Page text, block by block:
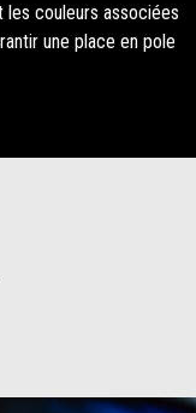
couleurs associées
une place en pole